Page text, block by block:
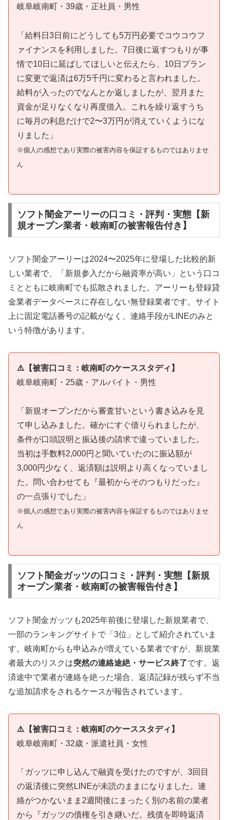
岐阜岐南町・39歳・正社員・男性
「給料日3日前にどうしても5万円必要でコウコウフ
ァイナンスを利用しました。7日後に返すつもりが事
情で10日に延ばしてほしいと伝えたら、10日プラン
に変更で返済は6万5千円に変わると言われました。
給料が入ったのでなんとか返しましたが、翌月また
資金が足りなくなり再度借入。これを繰り返すうち
に毎月の利息だけで2〜3万円が消えていくようにな
りました」
※個人の感想であり実際の被害内容を保証するものではありませ
ん
ソフト闇金アーリーの口コミ・評判・実態【新
規オープン業者・岐南町の被害報告付き】
ソフト闇金アーリーは2024〜2025年に登場した比較的新
しい業者で、「新規参入だから融資率が高い」という口コ
ミとともに岐南町でも拡散されました。アーリーも登録貸
金業者データベースに存在しない無登録業者です。サイト
上に固定電話番号の記載がなく、連絡手段がLINEのみと
いう特徴があります。
⚠️【被害口コミ：岐南町のケーススタディ】
岐阜岐南町・25歳・アルバイト・男性
「新規オープンだから審査甘いという書き込みを見
て申し込みました。確かにすぐ借りられましたが、
条件が口頭説明と振込後の請求で違っていました。
当初は手数料2,000円と聞いていたのに振込額が
3,000円少なく、返済額は説明より高くなっていまし
た。問い合わせても『最初からそのつもりだった』
の一点張りでした」
※個人の感想であり実際の被害内容を保証するものではありませ
ん
ソフト闇金ガッツの口コミ・評判・実態【新規
オープン業者・岐南町の被害報告付き】
ソフト闇金ガッツも2025年前後に登場した新規業者で、
一部のランキングサイトで「3位」として紹介されていま
す。岐南町からも申込みが増えている業者ですが、新規業
者最大のリスクは突然の連絡途絶・サービス終了です。返
済途中で業者が連絡を絶った場合、返済記録が残らず不当
な追加請求をされるケースが報告されています。
⚠️【被害口コミ：岐南町のケーススタディ】
岐阜岐南町・32歳・派遣社員・女性
「ガッツに申し込んで融資を受けたのですが、3回目
の返済後に突然LINEが未読のままになりました。連
絡がつかないまま2週間後にまったく別の名前の業者
から『ガッツの債権を引き継いだ。残債を即時返済